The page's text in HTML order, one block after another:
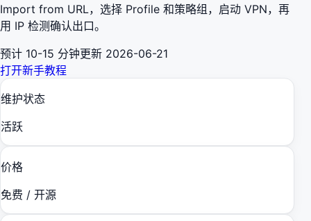
Import from URL，选择 Profile 和策略组，启动 VPN，再
用 IP 检测确认出口。
预计 10-15 分钟更新 2026-06-21
打开新手教程
维护状态
活跃
价格
免费 / 开源